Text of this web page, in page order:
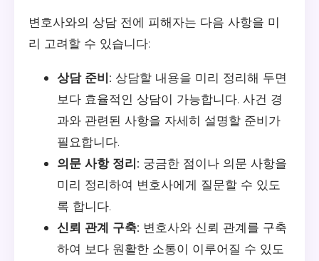
변호사와의 상담 전에 피해자는 다음 사항을 미
리 고려할 수 있습니다:
상담 준비: 상담할 내용을 미리 정리해 두면
보다 효율적인 상담이 가능합니다. 사건 경
과와 관련된 사항을 자세히 설명할 준비가
필요합니다.
의문 사항 정리: 궁금한 점이나 의문 사항을
미리 정리하여 변호사에게 질문할 수 있도
록 합니다.
신뢰 관계 구축: 변호사와 신뢰 관계를 구축
하여 보다 원활한 소통이 이루어질 수 있도